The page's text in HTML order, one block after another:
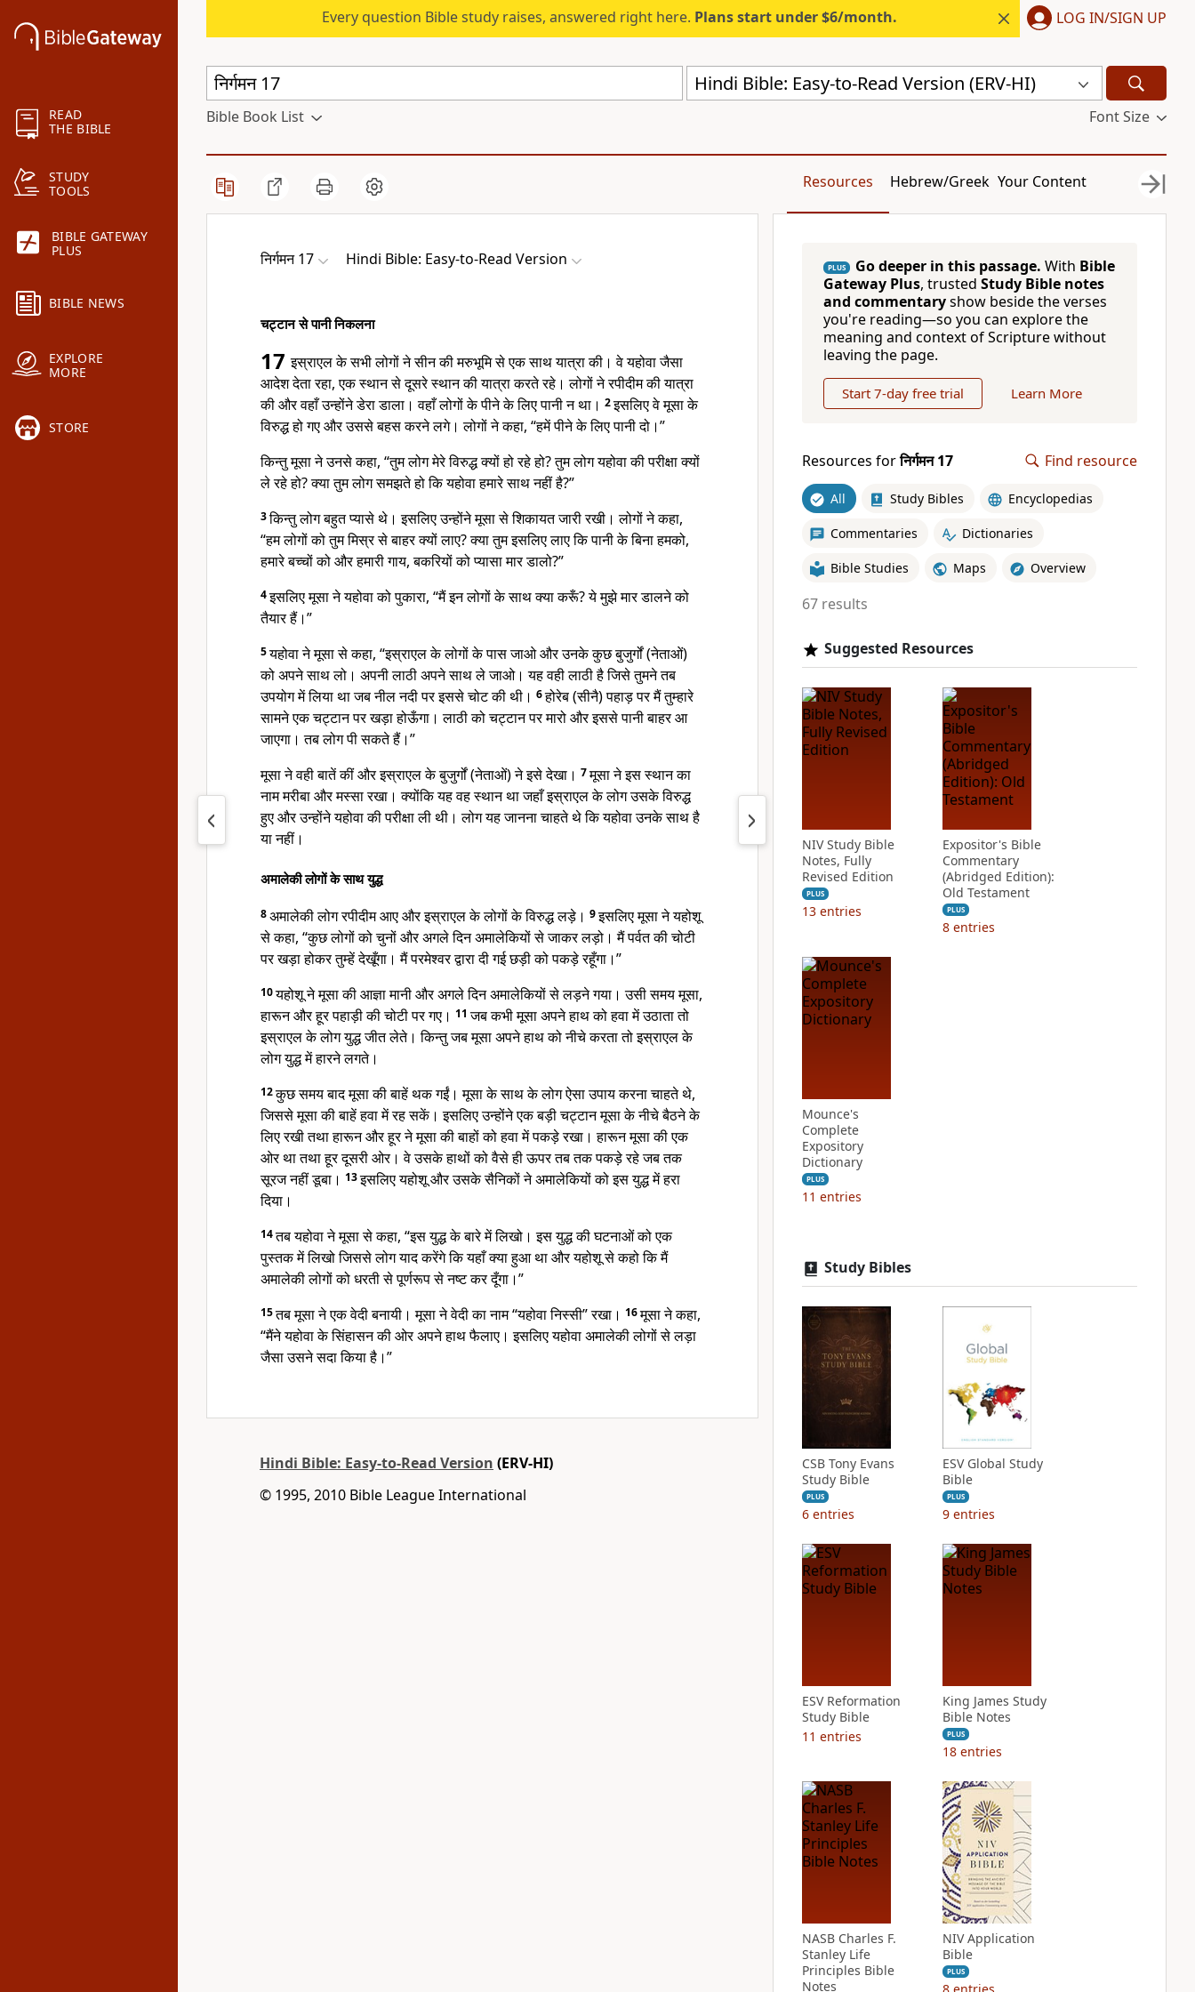
READ
THE BIBLE
STUDY
TOOLS
BIBLE GATEWAY
PLUS
BIBLE NEWS
EXPLORE
MORE
STORE
Every question Bible study raises, answered right here. Plans start under $6/month. LOG IN/SIGN UP
Hindi Bible: Easy-to-Read Version (ERV-HI)
Bible Book List Font Size
Resources Hebrew/Greek Your Content
निर्गमन 17 Hindi Bible: Easy-to-Read Version
चट्टान से पानी निकलना
17इस्राएल के सभी लोगों ने सीन की मरुभूमि से एक साथ यात्रा की। वे यहोवा जैसा
आदेश देता रहा, एक स्थान से दूसरे स्थान की यात्रा करते रहे। लोगों ने रपीदीम की यात्रा
की और वहाँ उन्होंने डेरा डाला। वहाँ लोगों के पीने के लिए पानी न था। 2इसलिए वे मूसा के
विरुद्ध हो गए और उससे बहस करने लगे। लोगों ने कहा, “हमें पीने के लिए पानी दो।”
किन्तु मूसा ने उनसे कहा, “तुम लोग मेरे विरुद्ध क्यों हो रहे हो? तुम लोग यहोवा की परीक्षा क्यों
ले रहे हो? क्या तुम लोग समझते हो कि यहोवा हमारे साथ नहीं है?”
3किन्तु लोग बहुत प्यासे थे। इसलिए उन्होंने मूसा से शिकायत जारी रखी। लोगों ने कहा,
“हम लोगों को तुम मिस्र से बाहर क्यों लाए? क्या तुम इसलिए लाए कि पानी के बिना हमको,
हमारे बच्चों को और हमारी गाय, बकरियों को प्यासा मार डालो?”
4इसलिए मूसा ने यहोवा को पुकारा, “मैं इन लोगों के साथ क्या करूँ? ये मुझे मार डालने को
तैयार हैं।”
5यहोवा ने मूसा से कहा, “इस्राएल के लोगों के पास जाओ और उनके कुछ बुजुर्गों (नेताओं)
को अपने साथ लो। अपनी लाठी अपने साथ ले जाओ। यह वही लाठी है जिसे तुमने तब
उपयोग में लिया था जब नील नदी पर इससे चोट की थी। 6होरेब (सीनै) पहाड़ पर मैं तुम्हारे
सामने एक चट्टान पर खड़ा होऊँगा। लाठी को चट्टान पर मारो और इससे पानी बाहर आ
जाएगा। तब लोग पी सकते हैं।”
मूसा ने वही बातें कीं और इस्राएल के बुजुर्गों (नेताओं) ने इसे देखा। 7मूसा ने इस स्थान का
नाम मरीबा और मस्सा रखा। क्योंकि यह वह स्थान था जहाँ इस्राएल के लोग उसके विरुद्ध
हुए और उन्होंने यहोवा की परीक्षा ली थी। लोग यह जानना चाहते थे कि यहोवा उनके साथ है
या नहीं।
अमालेकी लोगों के साथ युद्ध
8अमालेकी लोग रपीदीम आए और इस्राएल के लोगों के विरुद्ध लड़े। 9इसलिए मूसा ने यहोशू
से कहा, “कुछ लोगों को चुनों और अगले दिन अमालेकियों से जाकर लड़ो। मैं पर्वत की चोटी
पर खड़ा होकर तुम्हें देखूँगा। मैं परमेश्वर द्वारा दी गई छड़ी को पकड़े रहूँगा।”
10यहोशू ने मूसा की आज्ञा मानी और अगले दिन अमालेकियों से लड़ने गया। उसी समय मूसा,
हारून और हूर पहाड़ी की चोटी पर गए। 11जब कभी मूसा अपने हाथ को हवा में उठाता तो
इस्राएल के लोग युद्ध जीत लेते। किन्तु जब मूसा अपने हाथ को नीचे करता तो इस्राएल के
लोग युद्ध में हारने लगते।
12कुछ समय बाद मूसा की बाहें थक गईं। मूसा के साथ के लोग ऐसा उपाय करना चाहते थे,
जिससे मूसा की बाहें हवा में रह सकें। इसलिए उन्होंने एक बड़ी चट्टान मूसा के नीचे बैठने के
लिए रखी तथा हारून और हूर ने मूसा की बाहों को हवा में पकड़े रखा। हारून मूसा की एक
ओर था तथा हूर दूसरी ओर। वे उसके हाथों को वैसे ही ऊपर तब तक पकड़े रहे जब तक
सूरज नहीं डूबा। 13इसलिए यहोशू और उसके सैनिकों ने अमालेकियों को इस युद्ध में हरा
दिया।
14तब यहोवा ने मूसा से कहा, “इस युद्ध के बारे में लिखो। इस युद्ध की घटनाओं को एक
पुस्तक में लिखो जिससे लोग याद करेंगे कि यहाँ क्या हुआ था और यहोशू से कहो कि मैं
अमालेकी लोगों को धरती से पूर्णरूप से नष्ट कर दूँगा।”
15तब मूसा ने एक वेदी बनायी। मूसा ने वेदी का नाम “यहोवा निस्सी” रखा। 16मूसा ने कहा,
“मैंने यहोवा के सिंहासन की ओर अपने हाथ फैलाए। इसलिए यहोवा अमालेकी लोगों से लड़ा
जैसा उसने सदा किया है।”
Hindi Bible: Easy-to-Read Version (ERV-HI)
© 1995, 2010 Bible League International
PLUS Go deeper in this passage. With Bible
Gateway Plus, trusted Study Bible notes
and commentaryshow beside the verses
you're reading—so you can explore the
meaning and context of Scripture without
leaving the page.
Start 7-day free trial Learn More
Resources forनिर्गमन 17 Find resource
All Study Bibles Encyclopedias
Commentaries Dictionaries
Bible Studies Maps Overview
67 results
Suggested Resources
NIV Study Bible
Notes, Fully
Revised Edition
PLUS
13 entries
Expositor's Bible
Commentary
(Abridged Edition):
Old Testament
PLUS
8 entries
Mounce's
Complete
Expository
Dictionary
PLUS
11 entries
Study Bibles
CSB Tony Evans
Study Bible
PLUS
6 entries
ESV Global Study
Bible
PLUS
9 entries
ESV Reformation
Study Bible
11 entries
King James Study
Bible Notes
PLUS
18 entries
NASB Charles F.
Stanley Life
Principles Bible
Notes
NIV Application
Bible
PLUS